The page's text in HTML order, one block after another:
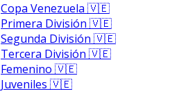
Copa Venezuela 🇻🇪
Primera División 🇻🇪
Segunda División 🇻🇪
Tercera División 🇻🇪
Femenino 🇻🇪
Juveniles 🇻🇪